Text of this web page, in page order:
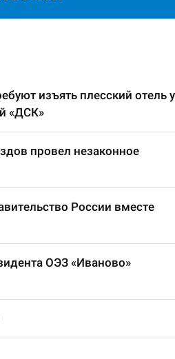
изъять плесский отель у
«ДСК»
провел незаконное
России вместе
ОЭЗ «Иваново»